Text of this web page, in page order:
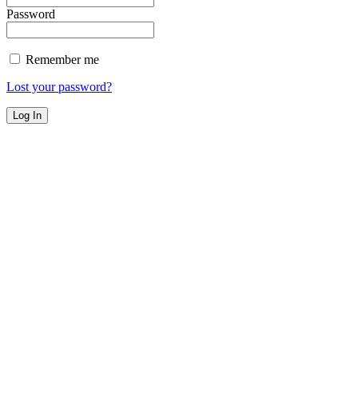
Password
Remember me
Lost your password?